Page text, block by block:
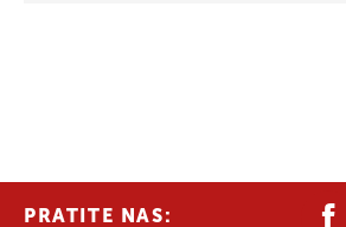
PRATITE NAS: